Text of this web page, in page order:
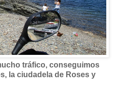
tráfico, conseguimos
la ciudadela de Roses y